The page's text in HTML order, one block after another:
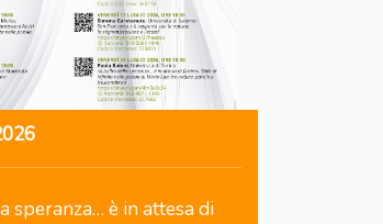
speranza… è in attesa di